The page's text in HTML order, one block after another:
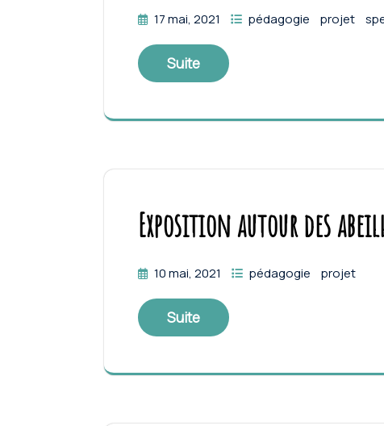
17 mai, 2021 pédagogie projet
Suite
Exposition autour des
10 mai, 2021 pédagogie projet
Suite